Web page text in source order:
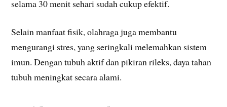
selama 30 menit sehari sudah cukup efektif.
Selain manfaat fisik, olahraga juga membantu
mengurangi stres, yang seringkali melemahkan sistem
imun. Dengan tubuh aktif dan pikiran rileks, daya tahan
tubuh meningkat secara alami.